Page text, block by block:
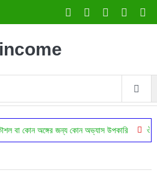
জন্য কোন অভ্যাস উপকারি ঔষধ ছাড়া সুস্থ